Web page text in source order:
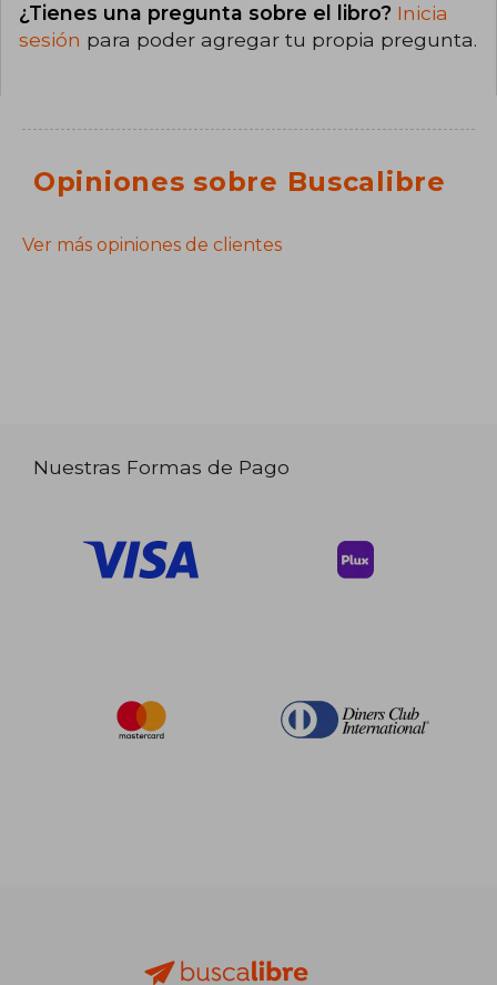
¿Tienes una pregunta sobre el libro? Inicia
sesión para poder agregar tu propia pregunta.
Opiniones sobre Buscalibre
Ver más opiniones de clientes
Nuestras Formas de Pago